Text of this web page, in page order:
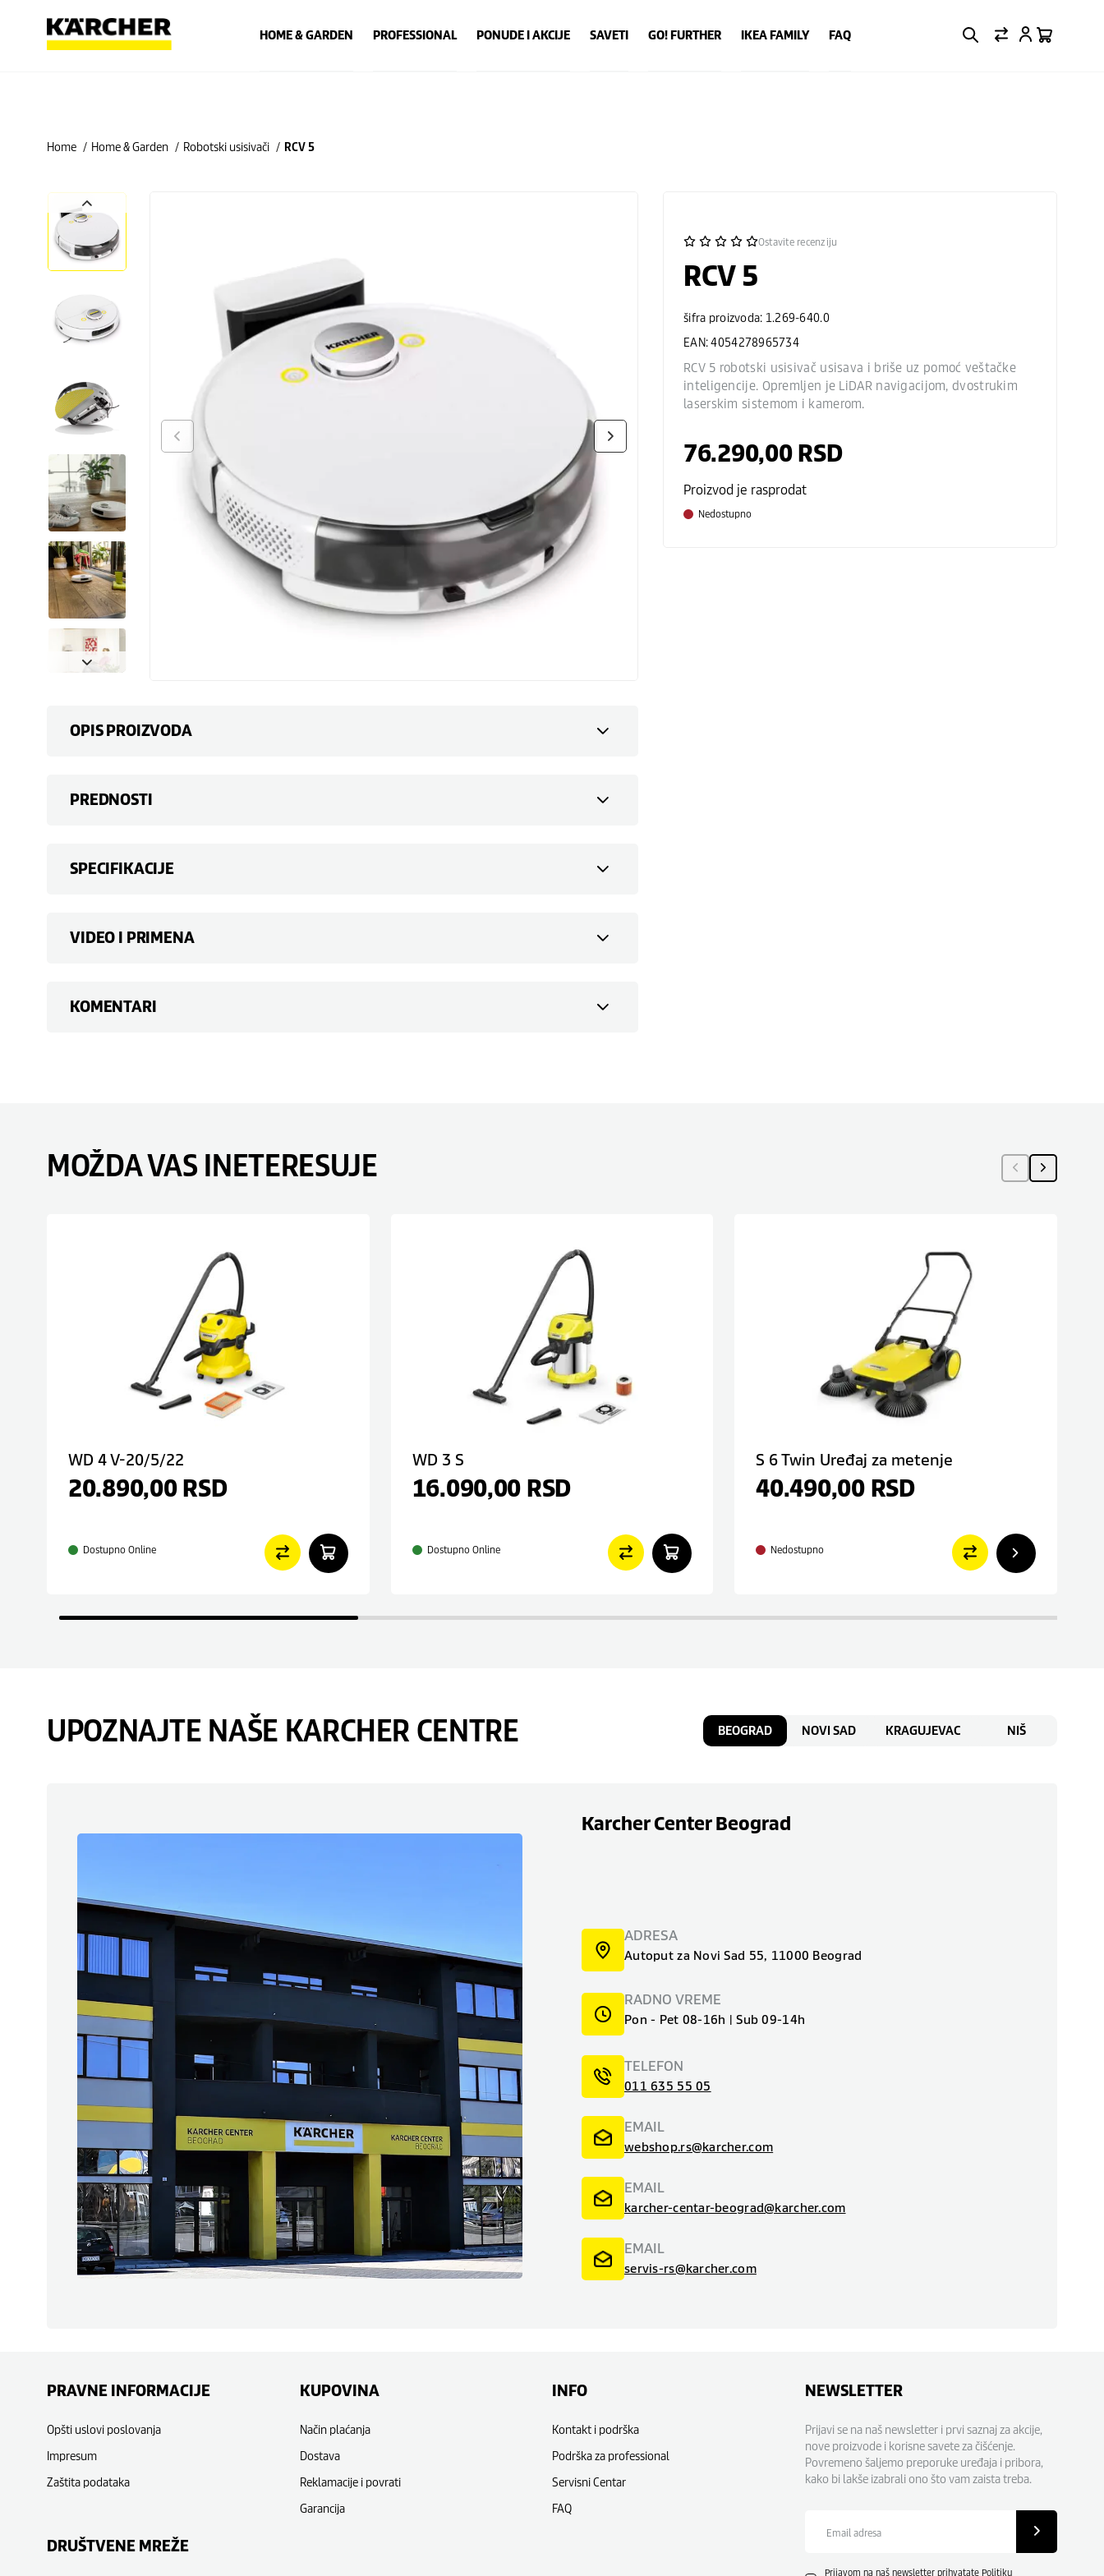
HOME & GARDEN PROFESSIONAL PONUDE I AKCIJE SAVETI GO! FURTHER IKEA FAMILY FAQ
Home Home & Garden Robotski usisivači RCV 5
Ostavite recenziju
RCV 5
šifra proizvoda: 1.269-640.0
EAN: 4054278965734
RCV 5 robotski usisivač usisava i briše uz pomoć veštačke
inteligencije. Opremljen je LiDAR navigacijom, dvostrukim
laserskim sistemom i kamerom.
76.290,00 RSD
Proizvod je rasprodat
Nedostupno
OPIS PROIZVODA
PREDNOSTI
SPECIFIKACIJE
VIDEO I PRIMENA
KOMENTARI
MOŽDA VAS INETERESUJE
WD 4 V-20/5/22
20.890,00 RSD
Dostupno Online
WD 3 S
16.090,00 RSD
Dostupno Online
S 6 Twin Uređaj za metenje
40.490,00 RSD
Nedostupno
UPOZNAJTE NAŠE KARCHER CENTRE BEOGRAD NOVI SAD KRAGUJEVAC NIŠ
Karcher Center Beograd
ADRESA
Autoput za Novi Sad 55, 11000 Beograd
RADNO VREME
Pon - Pet 08-16h | Sub 09-14h
TELEFON
011 635 55 05
EMAIL
webshop.rs@karcher.com
EMAIL
karcher-centar-beograd@karcher.com
EMAIL
servis-rs@karcher.com
PRAVNE INFORMACIJE
Opšti uslovi poslovanja
Impresum
Zaštita podataka
DRUŠTVENE MREŽE
KUPOVINA
Način plaćanja
Dostava
Reklamacije i povrati
Garancija
INFO
Kontakt i podrška
Podrška za professional
Servisni Centar
FAQ
NEWSLETTER
Prijavi se na naš newsletter i prvi saznaj za akcije,
nove proizvode i korisne savete za čišćenje.
Povremeno šaljemo preporuke uređaja i pribora,
kako bi lakše izabrali ono što vam zaista treba.
adresa
Prijavom na naš newsletter prihvatate Politiku